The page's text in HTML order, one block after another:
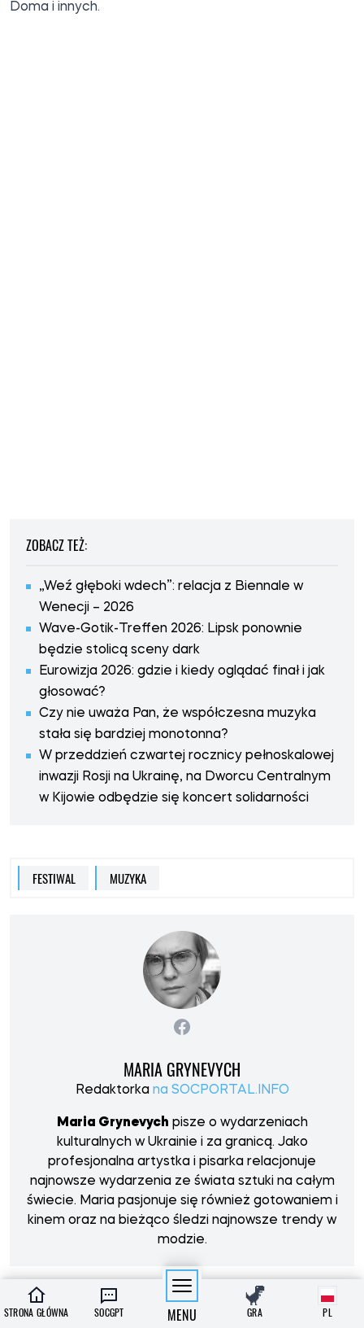
Doma i innych.
ZOBACZ TEŻ:
„Weź głęboki wdech”: relacja z Biennale w
Wenecji – 2026
Wave-Gotik-Treffen 2026: Lipsk ponownie
będzie stolicą sceny dark
Eurowizja 2026: gdzie i kiedy oglądać finał i jak
głosować?
Czy nie uważa Pan, że współczesna muzyka
stała się bardziej monotonna?
W przeddzień czwartej rocznicy pełnoskalowej
inwazji Rosji na Ukrainę, na Dworcu Centralnym
w Kijowie odbędzie się koncert solidarności
FESTIWAL MUZYKA
MARIA GRYNEVYCH
Redaktorka na SOCPORTAL.INFO
Maria Grynevych pisze o wydarzeniach
kulturalnych w Ukrainie i za granicą. Jako
profesjonalna artystka i pisarka relacjonuje
najnowsze wydarzenia ze świata sztuki na całym
świecie. Maria pasjonuje się również gotowaniem i
kinem oraz na bieżąco śledzi najnowsze trendy w
modzie.
STRONA GŁÓWNA SOCGPT MENU GRA PL